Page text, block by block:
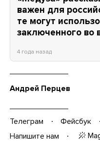
важен для
те могут
заключенного во
4 года назад
Андрей Перцев
Телеграм Фейсбук
Напишите нам